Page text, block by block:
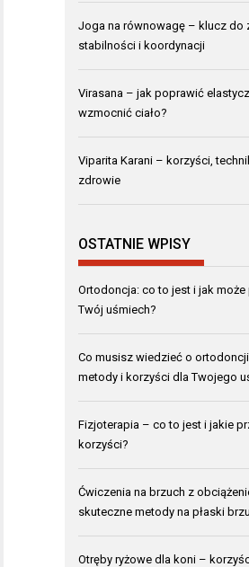
Joga na równowagę – klucz do
stabilności i koordynacji
Virasana – jak poprawić
wzmocnić ciało?
Viparita Karani – korzyści,
zdrowie
OSTATNIE WPISY
Ortodoncja: co to jest i jak
Twój uśmiech?
Co musisz wiedzieć o
metody i korzyści dla Twojego
Fizjoterapia – co to jest i jakie
korzyści?
Ćwiczenia na brzuch z
skuteczne metody na płaski
Otręby ryżowe dla koni –